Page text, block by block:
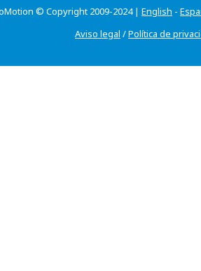
© Copyright 2009-2024 | English -
Aviso legal /Política de